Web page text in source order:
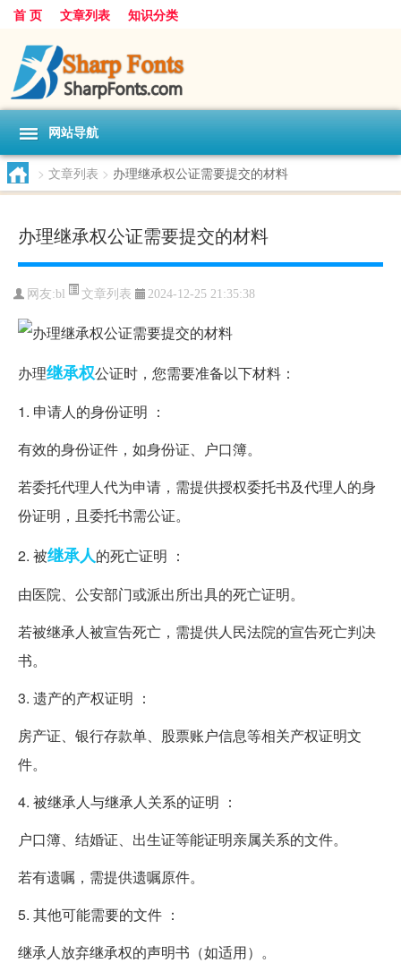
首 页 文章列表 知识分类
网站导航
> 文章列表 > 办理继承权公证需要提交的材料
办理继承权公证需要提交的材料
网友:bl 文章列表 2024-12-25 21:35:38
办理继承权公证时，您需要准备以下材料：
1. 申请人的身份证明 ：
有效的身份证件，如身份证、户口簿。
若委托代理人代为申请，需提供授权委托书及代理人的身
份证明，且委托书需公证。
2. 被继承人的死亡证明 ：
由医院、公安部门或派出所出具的死亡证明。
若被继承人被宣告死亡，需提供人民法院的宣告死亡判决
书。
3. 遗产的产权证明 ：
房产证、银行存款单、股票账户信息等相关产权证明文
件。
4. 被继承人与继承人关系的证明 ：
户口簿、结婚证、出生证等能证明亲属关系的文件。
若有遗嘱，需提供遗嘱原件。
5. 其他可能需要的文件 ：
继承人放弃继承权的声明书（如适用）。